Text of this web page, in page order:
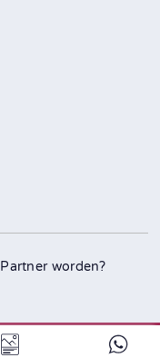
Partner worden?